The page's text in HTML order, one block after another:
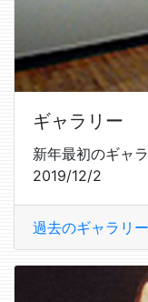
ギャラリー
新年最初のギャ
2019/12/2
過去のギャラリー